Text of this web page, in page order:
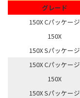
グレード
150X Cパッケージ
150X
150X Sパッケージ
150X Cパッケージ
150X
150X Sパッケージ